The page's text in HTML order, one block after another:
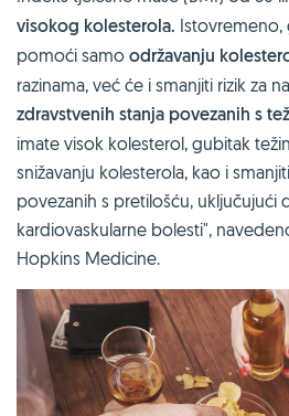
visokog kolesterola. Istovremeno,
pomoći samo održavanju
razinama, već će i smanjiti rizik za
zdravstvenih stanja povezanih s
imate visok kolesterol, gubitak
snižavanju kolesterola, kao i
povezanih s pretilošću, uključujući
kardiovaskularne bolesti",
Hopkins Medicine.